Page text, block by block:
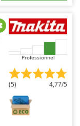
Professionnel
(5) 4,77/5